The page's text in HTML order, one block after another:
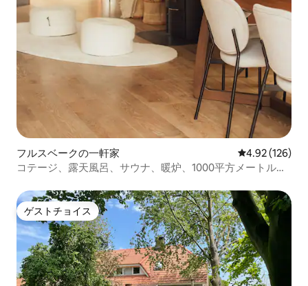
フルスベークの一軒家 レビュー126
4.92 (126)
コテージ、露天風呂、サウナ、暖炉、1000平方メートルの
ゲストチョイス
ゲストチョイス